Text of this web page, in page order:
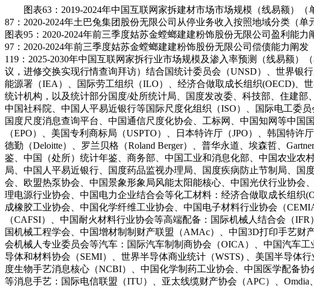
图表63：2019-2024年中国互联网家拆建材市场市场规模（线易额）（
87：2020-2024年土巴兔集团股份无限公司从停业务收入按照地域分类（
图表95：2020-2024年前三季度姑苏金螳螂建建粉饰股份无限公司盈利能
97：2020-2024年前三季度姑苏金螳螂建建粉饰股份无限公司偿债能力阐
119：2025-2030年中国互联网家拆行业市场规模及渗入率预测（线易额
议，进修交换实现行情查询拜访）结合国统计委员会（UNSD）、世界银
能源署（IEA）、国际劳工组织（ILO）、经济合做取成长组织(OECD)、
统计机构，以及统计部分国度/处所统计局、国度发改委、科技部、住建
中国社科院、中国人平易近银行等国际尺度化组织（ISO）、国际电工委
国度尺度消息查询平台、中国通信尺度化协会、工标网、中国知网等中
（EPO）、美国专利商标局（USPTO）、日本特许厅（JPO）、韩国特
德勤（Deloitte）、罗兰贝格（Roland Berger）、普华永道、埃森哲、
鉴、中国（处所）统计年鉴、商务部、中国工业和消息化部、中国农业
局、中国人平易近银行、国度药品监视办理局、国度疾病防止节制局、国
会、欧盟热泵协会、中国景象形象局风能太阳能核心、中国光伏行业协
理电源行业协会、中国电力企业结合会等化工材料：经济合做取成长组
成橡胶工业协会、中国化学纤维工业协会、中国电子材料行业协会（
（CAFSI）、中国耐火材料行业协会等高端配备：国际机械人结合会（IFR
国机械工程学会、中国增材制制财产联盟（AMAc）、中国3D打印手艺
会机械人专业委员会等汽车：国际汽车制制商协会（OICA）、中国汽车
导体和材料协会（SEMI）、世界半导体商业统计（WSTS) 、美国半导体
度生物手艺消息核心（NCBI）、中国化学制药工业协会、中国医学配备
等消息手艺：国际电信联盟（ITU）、亚太线缆财产协会（APC）、